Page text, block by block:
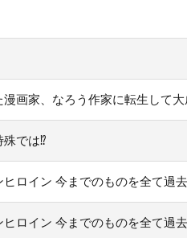
漫画家、なろう作家に転生して
殊では⁉
ロイン 今までのものを全て過
ロイン 今までのものを全て過